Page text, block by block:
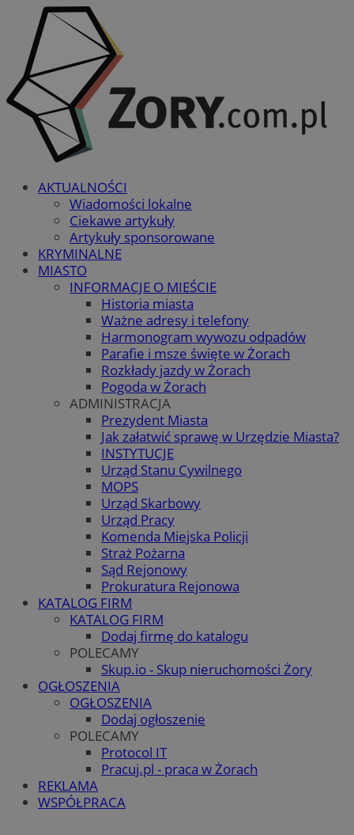
AKTUALNOŚCI
Wiadomości lokalne
Ciekawe artykuły
Artykuły sponsorowane
KRYMINALNE
MIASTO
INFORMACJE O MIEŚCIE
Historia miasta
Ważne adresy i telefony
Harmonogram wywozu odpadów
Parafie i msze święte w Żorach
Rozkłady jazdy w Żorach
Pogoda w Żorach
ADMINISTRACJA
Prezydent Miasta
Jak załatwić sprawę w Urzędzie Miasta?
INSTYTUCJE
Urząd Stanu Cywilnego
MOPS
Urząd Skarbowy
Urząd Pracy
Komenda Miejska Policji
Straż Pożarna
Sąd Rejonowy
Prokuratura Rejonowa
KATALOG FIRM
KATALOG FIRM
Dodaj firmę do katalogu
POLECAMY
Skup.io - Skup nieruchomości Żory
OGŁOSZENIA
OGŁOSZENIA
Dodaj ogłoszenie
POLECAMY
Protocol IT
Pracuj.pl - praca w Żorach
REKLAMA
WSPÓŁPRACA